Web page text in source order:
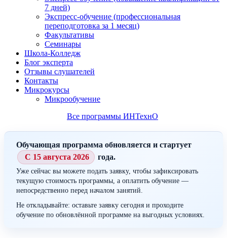
7 дней)
Экспресс-обучение (профессиональная
переподготовка за 1 месяц)
Факультативы
Семинары
Школа-Колледж
Блог эксперта
Отзывы слушателей
Контакты
Микрокурсы
Микрообучение
Все программы ИНТехнО
Обучающая программа обновляется и стартует
С 15 августа 2026
года.
Уже сейчас вы можете подать заявку, чтобы зафиксировать
текущую стоимость программы, а оплатить обучение —
непосредственно перед началом занятий.
Не откладывайте: оставьте заявку сегодня и проходите
обучение по обновлённой программе на выгодных условиях.